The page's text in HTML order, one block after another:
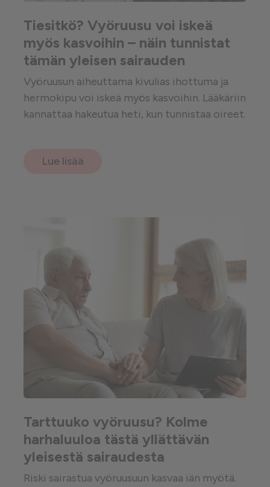
Tiesitkö? Vyöruusu voi iskeä
myös kasvoihin – näin tunnistat
tämän yleisen sairauden
Vyöruusun aiheuttama kivulias ihottuma ja
hermokipu voi iskeä myös kasvoihin. Lääkäriin
kannattaa hakeutua heti, kun tunnistaa oireet.
Lue lisää
Tarttuuko vyöruusu? Kolme
harhaluuloa tästä yllättävän
yleisestä sairaudesta
Riski sairastua vyöruusuun kasvaa iän myötä.